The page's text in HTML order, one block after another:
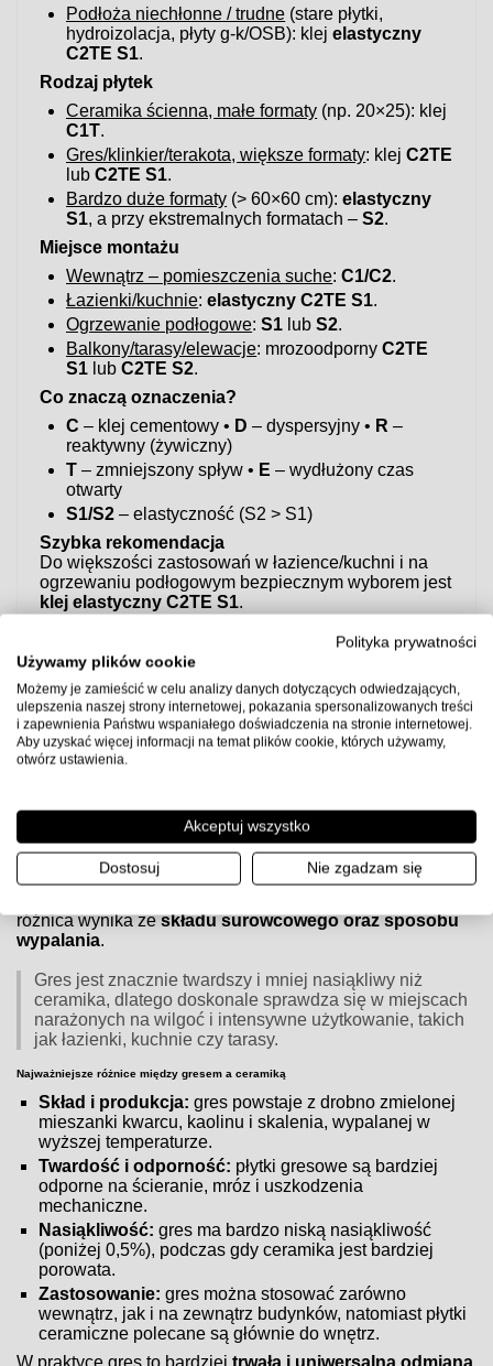
Podłoża niechłonne / trudne (stare płytki,
hydroizolacja, płyty g-k/OSB): klejelastyczny
C2TE S1.
Rodzaj płytek
Ceramika ścienna, małe formaty (np. 20×25): klej
C1T.
Gres/klinkier/terakota, większe formaty: klejC2TE
lubC2TE S1.
Bardzo duże formaty (> 60×60 cm):elastyczny
S1, a przy ekstremalnych formatach –S2.
Miejsce montażu
Wewnątrz – pomieszczenia suche:C1/C2.
Łazienki/kuchnie:elastyczny C2TE S1.
Ogrzewanie podłogowe:S1 lubS2.
Balkony/tarasy/elewacje: mrozoodpornyC2TE
S1 lubC2TE S2.
Co znaczą oznaczenia?
C – klej cementowy • D – dyspersyjny • R –
reaktywny (żywiczny)
T – zmniejszony spływ • E – wydłużony czas
otwarty
S1/S2 – elastyczność (S2 > S1)
Szybka rekomendacja
Do większości zastosowań w łazience/kuchni i na
ogrzewaniu podłogowym bezpiecznym wyborem jest
klej elastyczny C2TE S1.
przed użyciem sprawdź kartę techniczną producenta
kleju, przygotuj podłoże zgodnie z wytycznymi (gruntowanie,
równość, suchość) i zachowaj zalecane proporcje wody oraz
czasy schnięcia.
Czym różnią się płytki gresowe od ceramicznych?
Czym różnią się płytki gresowe od ceramicznych?
Zarówno płytki gresowe , jak i ceramicznesą popularnym
wyborem do wykończenia wnętrz, jednak różnią się
różnica wynika zeskładu surowcowego oraz sposobu
wypalania.
Gres jest znacznie twardszy i mniej nasiąkliwy niż
ceramika, dlatego doskonale sprawdza się w miejscach
narażonych na wilgoć i intensywne użytkowanie, takich
jak łazienki, kuchnie czy tarasy.
Najważniejsze różnice między gresem a ceramiką
Skład i produkcja: gres powstaje z drobno zmielonej
mieszanki kwarcu, kaolinu i skalenia, wypalanej w
wyższej temperaturze.
Twardość i odporność: płytki gresowe są bardziej
odporne na ścieranie, mróz i uszkodzenia
mechaniczne.
Nasiąkliwość: gres ma bardzo niską nasiąkliwość
(poniżej 0,5%), podczas gdy ceramika jest bardziej
porowata.
Zastosowanie: gres można stosować zarówno
wewnątrz, jak i na zewnątrz budynków, natomiast płytki
ceramiczne polecane są głównie do wnętrz.
W praktyce gres to bardziejtrwała i uniwersalna odmiana
Polityka prywatności
Używamy plików cookie
Możemy je zamieścić w celu analizy danych dotyczących odwiedzających,
ulepszenia naszej strony internetowej, pokazania spersonalizowanych treści
i zapewnienia Państwu wspaniałego doświadczenia na stronie internetowej.
Aby uzyskać więcej informacji na temat plików cookie, których używamy,
otwórz ustawienia.
Akceptuj wszystko
Dostosuj Nie zgadzam się